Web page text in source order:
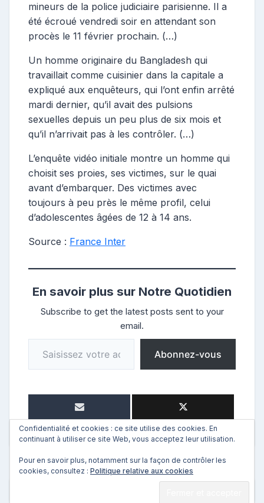
mineurs de la police judiciaire parisienne. Il a
été écroué vendredi soir en attendant son
procès le 11 février prochain. (…)
Un homme originaire du Bangladesh qui
travaillait comme cuisinier dans la capitale a
expliqué aux enquêteurs, qui l’ont enfin arrêté
mardi dernier, qu’il avait des pulsions
sexuelles depuis un peu plus de six mois et
qu’il n’arrivait pas à les contrôler. (…)
L’enquête vidéo initiale montre un homme qui
choisit ses proies, ses victimes, sur le quai
avant d’embarquer. Des victimes avec
toujours à peu près le même profil, celui
d’adolescentes âgées de 12 à 14 ans.
Source : France Inter
En savoir plus sur Notre Quotidien
Subscribe to get the latest posts sent to your
email.
Saisissez votre adresse e-mail…
Abonnez-vous
Confidentialité et cookies : ce site utilise des cookies. En
continuant à utiliser ce site Web, vous acceptez leur utilisation.
Pour en savoir plus, notamment sur la façon de contrôler les
cookies, consultez : Politique relative aux cookies